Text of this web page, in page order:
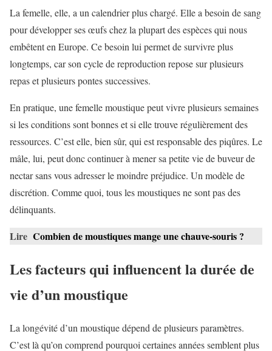
La femelle, elle, a un calendrier plus chargé. Elle a besoin de sang
pour développer ses œufs chez la plupart des espèces qui nous
embêtent en Europe. Ce besoin lui permet de survivre plus
longtemps, car son cycle de reproduction repose sur plusieurs
repas et plusieurs pontes successives.
En pratique, une femelle moustique peut vivre plusieurs semaines
si les conditions sont bonnes et si elle trouve régulièrement des
ressources. C’est elle, bien sûr, qui est responsable des piqûres. Le
mâle, lui, peut donc continuer à mener sa petite vie de buveur de
nectar sans vous adresser le moindre préjudice. Un modèle de
discrétion. Comme quoi, tous les moustiques ne sont pas des
délinquants.
Lire Combien de moustiques mange une chauve-souris ?
Les facteurs qui influencent la durée de
vie d’un moustique
La longévité d’un moustique dépend de plusieurs paramètres.
C’est là qu’on comprend pourquoi certaines années semblent plus